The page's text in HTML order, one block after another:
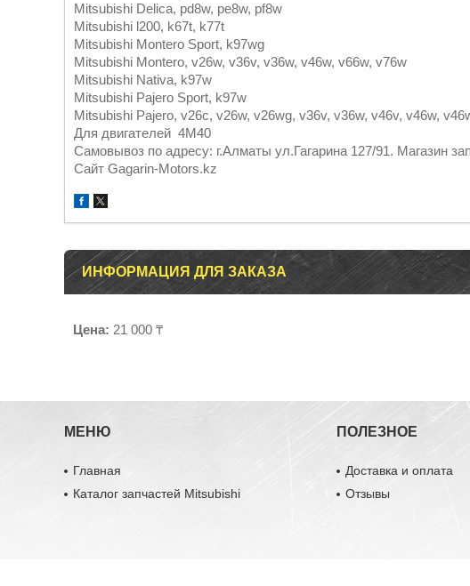
Mitsubishi Delica, pd8w, pe8w, pf8w
Mitsubishi l200, k67t, k77t
Mitsubishi Montero Sport, k97wg
Mitsubishi Montero, v26w, v36v, v36w, v46w, v66w, v76w
Mitsubishi Nativa, k97w
Mitsubishi Pajero Sport, k97w
Mitsubishi Pajero, v26c, v26w, v26wg, v36v, v36w, v46v, v46w,
Для двигателей 4M40
Самовывоз по адресу: г.Алматы ул.Гагарина 127/91. Магазин
Cайт Gagarin-Motors.kz
ИНФОРМАЦИЯ ДЛЯ ЗАКАЗА
Цена: 21 000 ₸
МЕНЮ
Главная
Каталог запчастей Mitsubishi
ПОЛЕЗНОЕ
Доставка и оплата
Отзывы